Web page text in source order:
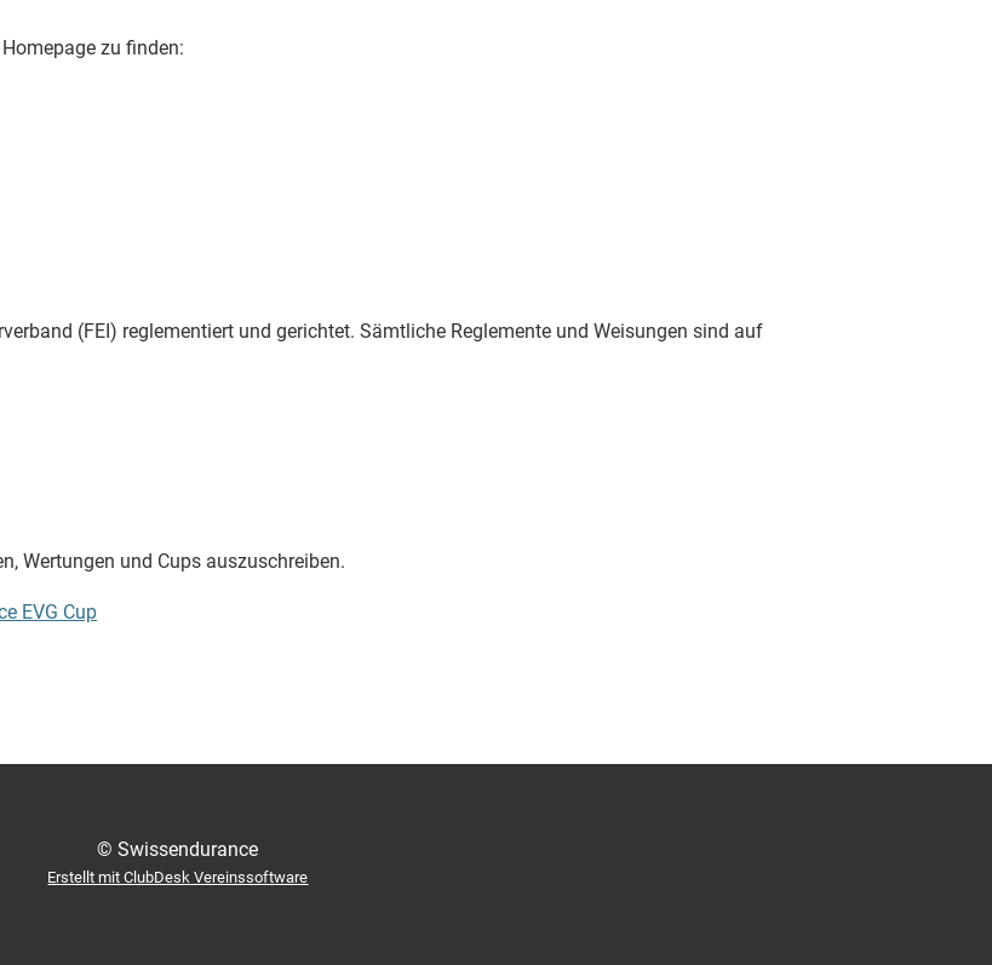
zu finden:
(FEI) reglementiert und gerichtet. Sämtliche Reglemente und Weisungen sind auf
Wertungen und Cups auszuschreiben.
EVG Cup
© Swissendurance
Erstellt mit ClubDesk Vereinssoftware